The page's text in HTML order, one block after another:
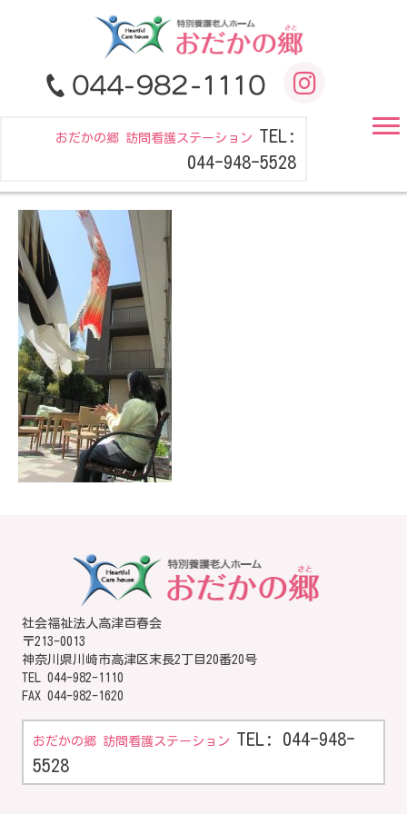
おだかの郷 訪問看護ステーション TEL:
044-948-5528
社会福祉法人高津百春会
〒213-0013
神奈川県川崎市高津区末長2丁目20番20号
TEL 044-982-1110
FAX 044-982-1620
おだかの郷 訪問看護ステーション TEL: 044-948-
5528